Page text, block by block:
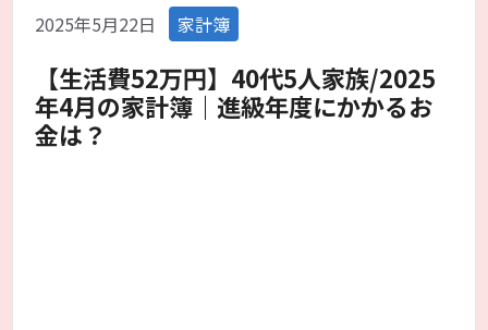
2025年5月22日 カ
テ
ゴ
リ
ー
家計簿
【生活費52万円】40代5人家族/2025
年4月の家計簿｜進級年度にかかるお
金は？